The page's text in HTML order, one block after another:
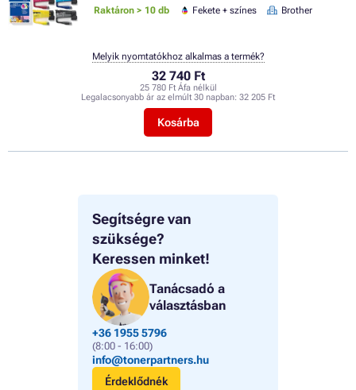
Segítségre van
szüksége?
Keressen minket!
Tanácsadó a
választásban
+36 1955 5796
(8:00 - 16:00)
info@tonerpartners.hu
Érdeklődnék
Raktáron > 10 db Fekete + színes Brother
32 740 Ft
25 780 Ft Áfa nélkül
Legalacsonyabb ár az elmúlt 30 napban: 32 205 Ft
Kosárba
Melyik nyomtatókhoz alkalmas a termék?